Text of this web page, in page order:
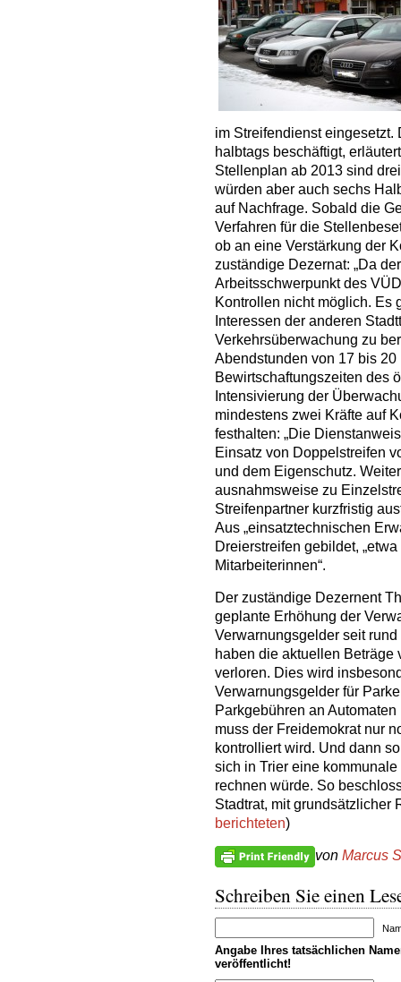
im Streifendienst
halbtags beschäftigt,
Stellenplan ab 2013 sind
würden aber auch sechs
auf Nachfrage. Sobald die
Verfahren für die
ob an eine Verstärkung der
zuständige Dezernat: „Da
Arbeitsschwerpunkt des
Kontrollen nicht möglich. Es
Interessen der anderen
Verkehrsüberwachung zu
Abendstunden von 17 bis
Bewirtschaftungszeiten des
Intensivierung der
mindestens zwei Kräfte auf
festhalten: „Die
Einsatz von Doppelstreifen
und dem Eigenschutz.
ausnahmsweise zu
Streifenpartner kurzfristig
Aus „einsatztechnischen
Dreierstreifen gebildet,
Mitarbeiterinnen“.
Der zuständige Dezernent
geplante Erhöhung der
Verwarnungsgelder seit
haben die aktuellen Beträge
verloren. Dies wird
Verwarnungsgelder für
Parkgebühren an
muss der Freidemokrat nur
kontrolliert wird. Und dann
sich in Trier eine
rechnen würde. So
Stadtrat, mit grundsätzlicher
berichteten)
von Marcus
Schreiben Sie einen
Angabe Ihres tatsächlichen
veröffentlicht!